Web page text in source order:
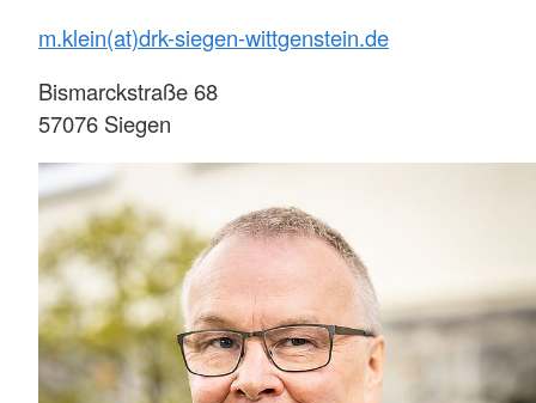
m.klein(at)drk-siegen-wittgenstein.de
Bismarckstraße 68
57076 Siegen